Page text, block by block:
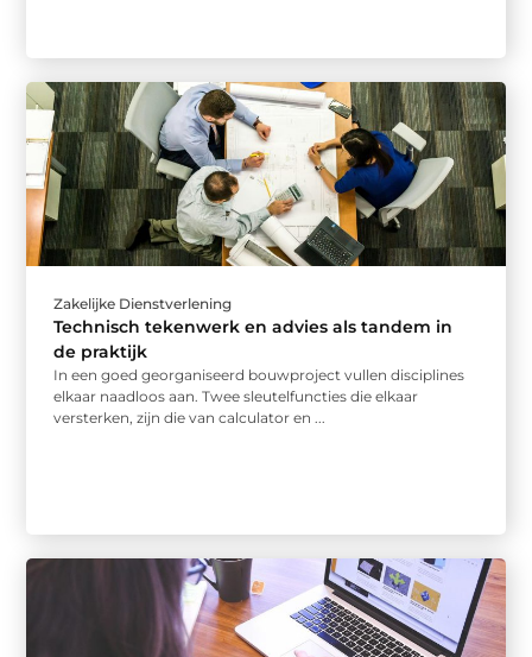
Zakelijke Dienstverlening
Technisch tekenwerk en advies als tandem in
de praktijk
In een goed georganiseerd bouwproject vullen disciplines
elkaar naadloos aan. Twee sleutelfuncties die elkaar
versterken, zijn die van calculator en ...